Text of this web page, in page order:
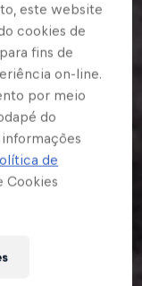
este website
cookies de
fins de
on-line.
por meio
do
de
Cookies